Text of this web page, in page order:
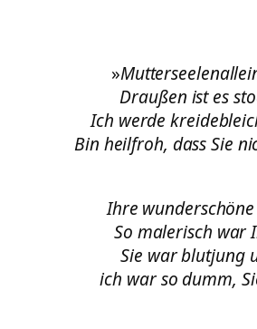
»
Draußen ist es
Ich werde
Bin heilfroh, dass Sie
Ihre
So malerisch war
Sie war blutjung
ich war so dumm,